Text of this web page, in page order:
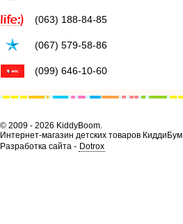
(063) 188-84-85
(067) 579-58-86
(099) 646-10-60
© 2009 - 2026 KiddyBoom.
Интернет-магазин детских товаров КиддиБум
Разработка сайта - Dotrox